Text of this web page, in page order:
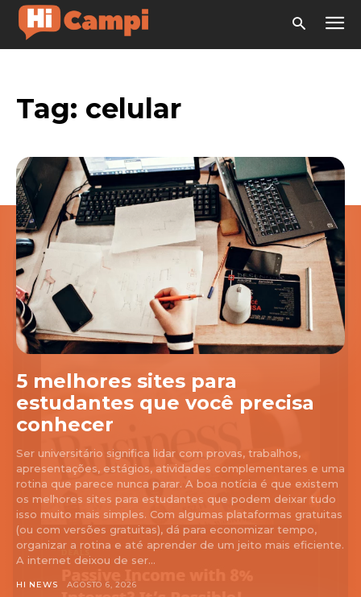
Tag: celular
5 melhores sites para
estudantes que você precisa
conhecer
Ser universitário significa lidar com provas, trabalhos,
apresentações, estágios, atividades complementares e uma
rotina que parece nunca parar. A boa notícia é que existem
os melhores sites para estudantes que podem deixar tudo
isso muito mais simples. Com algumas plataformas gratuitas
(ou com versões gratuitas), dá para economizar tempo,
organizar a rotina e até aprender de um jeito mais eficiente.
A internet deixou de ser...
HI NEWS AGOSTO 6, 2026